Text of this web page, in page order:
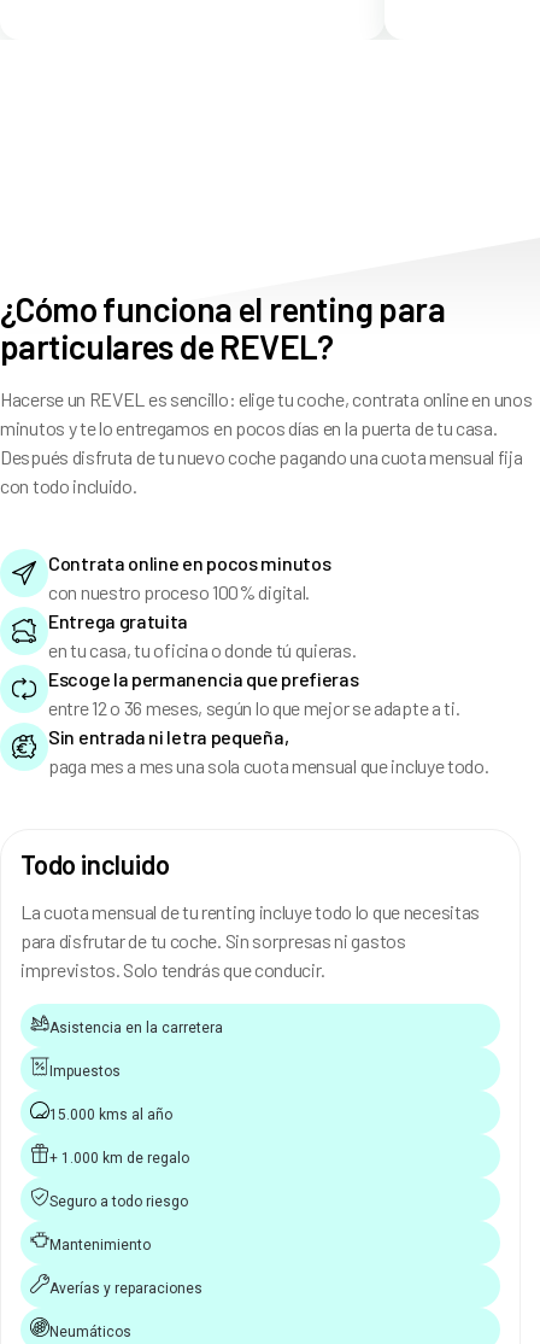
¿Cómo funciona el renting para
particulares de REVEL?
Hacerse un REVEL es sencillo: elige tu coche, contrata online en unos
minutos y te lo entregamos en pocos días en la puerta de tu casa.
Después disfruta de tu nuevo coche pagando una cuota mensual fija
con todo incluido.
Contrata online en pocos minutos
con nuestro proceso 100% digital.
Entrega gratuita
en tu casa, tu oficina o donde tú quieras.
Escoge la permanencia que prefieras
entre 12 o 36 meses, según lo que mejor se adapte a ti.
Sin entrada ni letra pequeña,
paga mes a mes una sola cuota mensual que incluye todo.
Todo incluido
La cuota mensual de tu renting incluye todo lo que necesitas
para disfrutar de tu coche. Sin sorpresas ni gastos
imprevistos. Solo tendrás que conducir.
Asistencia en la carretera
Impuestos
15.000 kms al año
+ 1.000 km de regalo
Seguro a todo riesgo
Mantenimiento
Averías y reparaciones
Neumáticos